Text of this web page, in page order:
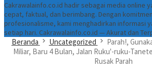
Cakrawalainfo.co.id hadir sebagai media online
cepat, faktual, dan berimbang. Dengan
profesionalisme, kami menghadirkan informasi
setiap hari. Cakrawalainfo.co.id — Akurat dan
Beranda Uncategorized
Parah!,
Miliar, Baru 4 Bulan, Jalan Ruku'-ruku-
Rusak Parah